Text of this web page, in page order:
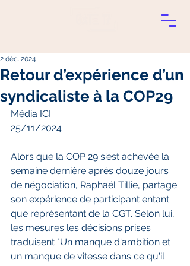
Retour d’expérience d’un
syndicaliste à la COP29
2 déc. 2024
Média ICI
25/11/2024
Alors que la COP 29 s'est achevée la
semaine dernière après douze jours
de négociation, Raphaël Tillie, partage
son expérience de participant entant
que représentant de la CGT. Selon lui,
les mesures les décisions prises
traduisent "Un manque d'ambition et
un manque de vitesse dans ce qu'il